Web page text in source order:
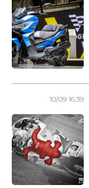
10/09 16:39